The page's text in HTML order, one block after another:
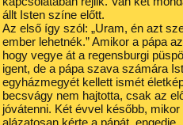
állt Isten színe előtt.
Az első így szól: „Uram, én azt
ember lehetnék.” Amikor a pápa
hogy vegye át a regensburgi
igent, de a pápa szava számára
egyházmegyét kellett ismét
becsvágy nem hajtotta, csak az
jóvátenni. Két évvel később,
alázatosan kérte a pápát,